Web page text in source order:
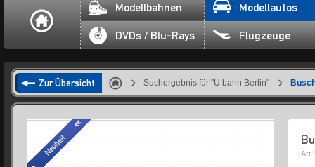
Modellbahnen Modellautos
DVDs / Blu-Rays Flugzeuge
Zur Übersicht Suchergebnis für "U bahn Berlin"